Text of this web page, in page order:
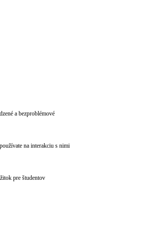
a bezproblémové
na interakciu s nimi
pre študentov